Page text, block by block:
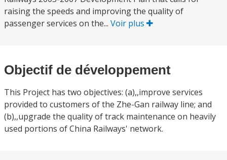
raising the speeds and improving the quality of
passenger services on the... Voir plus
Objectif de développement
This Project has two objectives: (a),,improve services
provided to customers of the Zhe-Gan railway line; and
(b),,upgrade the quality of track maintenance on heavily
used portions of China Railways' network.